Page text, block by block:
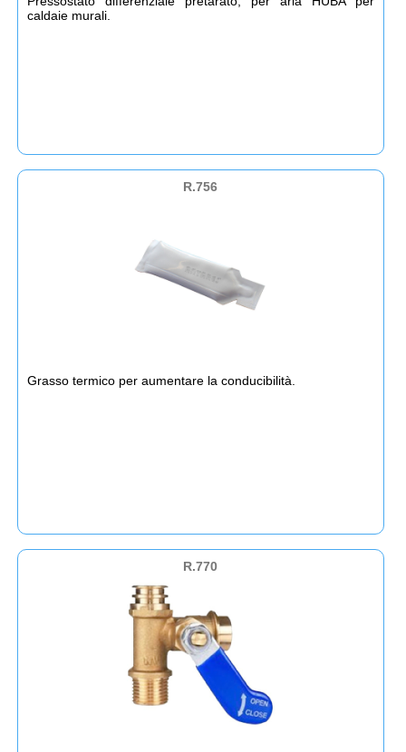
caldaie murali.
R.756
Grasso termico per aumentare la conducibilità.
R.770